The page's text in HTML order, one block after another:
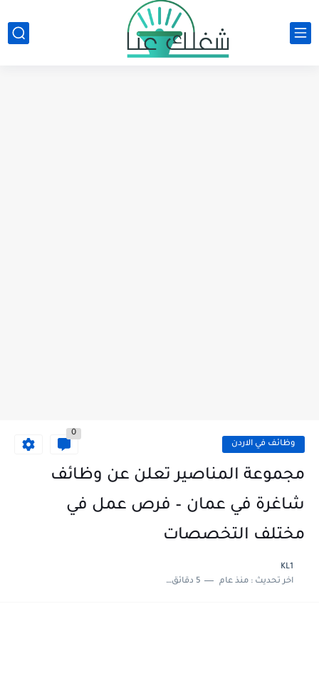
وظائف في الاردن
0
مجموعة المناصير تعلن عن وظائف
شاغرة في عمان – فرص عمل في
مختلف التخصصات
KL1
اخر تحديث :منذ عام 5 دقائق للقراءة